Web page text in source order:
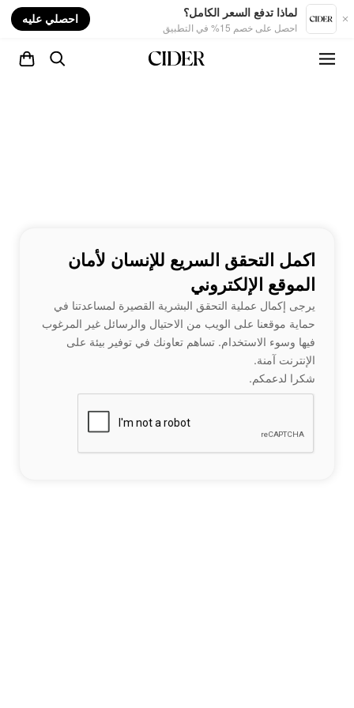
لماذا تدفع السعر الكامل؟
احصل على خصم 15% في التطبيق
احصلي عليه
اكمل التحقق السريع للإنسان لأمان
الموقع الإلكتروني
يرجى إكمال عملية التحقق البشرية القصيرة لمساعدتنا في
حماية موقعنا على الويب من الاحتيال والرسائل غير المرغوب
فيها وسوء الاستخدام. تساهم تعاونك في توفير بيئة على
الإنترنت آمنة.
شكرا لدعمكم.